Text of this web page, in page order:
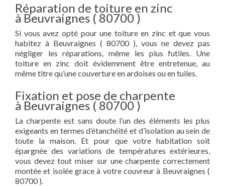
Réparation de toiture en zinc
à Beuvraignes ( 80700 )
Si vous avez opté pour une toiture en zinc et que vous
habitez à Beuvraignes ( 80700 ), vous ne devez pas
négliger les réparations, même les plus futiles. Une
toiture en zinc doit évidemment être entretenue, au
même titre qu’une couverture en ardoises ou en tuiles.
Fixation et pose de charpente
à Beuvraignes ( 80700 )
La charpente est sans doute l’un des éléments les plus
exigeants en termes d’étanchéité et d’isolation au sein de
toute la maison. Et pour que votre habitation soit
épargnée des variations de températures extérieures,
vous devez tout miser sur une charpente correctement
montée et isolée grace à votre couvreur à Beuvraignes (
80700 ).